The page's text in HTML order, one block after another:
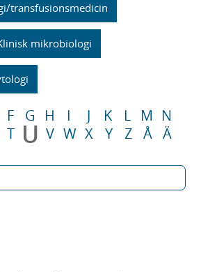
transfusionsmedicin
mikrobiologi
F G H I J K L M N
T U V W X Y Z Å Ä